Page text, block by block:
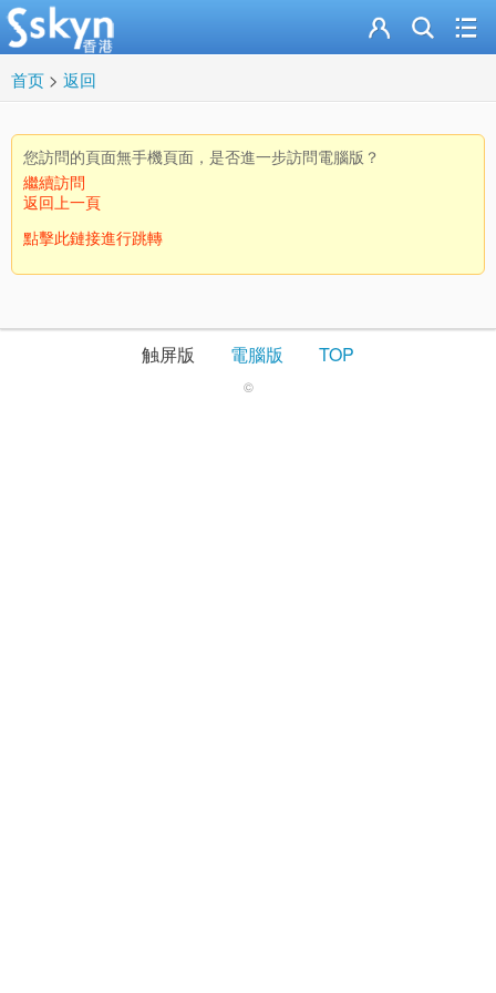
首页 > 返回
您訪問的頁面無手機頁面，是否進一步訪問電腦版？
繼續訪問
返回上一頁
點擊此鏈接進行跳轉
触屏版 電腦版 TOP
©